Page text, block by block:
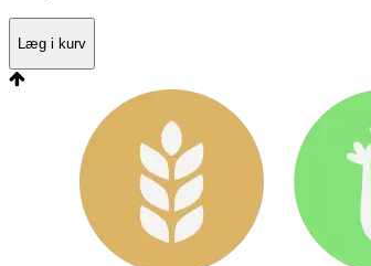
Læg i kurv